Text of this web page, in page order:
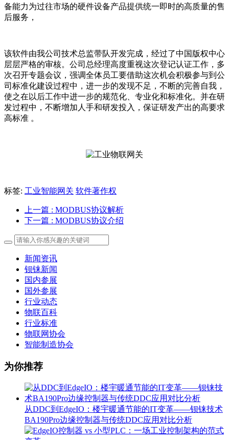
备能力为过往市场的硬件设备产品提供统一即时的高质量的售
后服务，
该软件由我公司技术总监带队开发完成，经过了中国版权中心
层层严格的审核。公司总经理高度重视这次登记认证工作，多
次召开专题会议，强调全体员工要借助这次机会积极参与到公
司标准化建设过程中，进一步的发现不足，不断的完善自我，
使之在以后工作中进一步的规范化、专业化和标准化。并在研
发过程中，不断增加人手和研发投入，保证研发产出的高要求
高标准 。
标签: 工业智能网关 软件著作权
上一篇 : MODBUS协议解析
下一篇 : MODBUS协议介绍
新闻资讯
钡铼新闻
国内参展
国外参展
行业动态
物联百科
行业标准
物联网协会
智能制造协会
为你推荐
从DDC到EdgeIO：楼宇暖通节能的IT变革——钡铼技术
BA190Pro边缘控制器与传统DDC应用对比分析